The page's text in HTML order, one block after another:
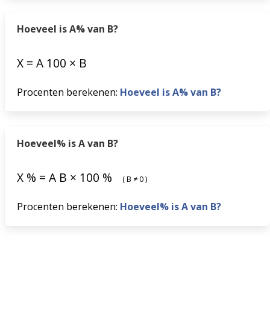
Hoeveel is A% van B?
X = A 100 × B
Procenten berekenen: Hoeveel is A% van B?
Hoeveel% is A van B?
X % = A B × 100 % (B ≠0)
Procenten berekenen: Hoeveel% is A van B?